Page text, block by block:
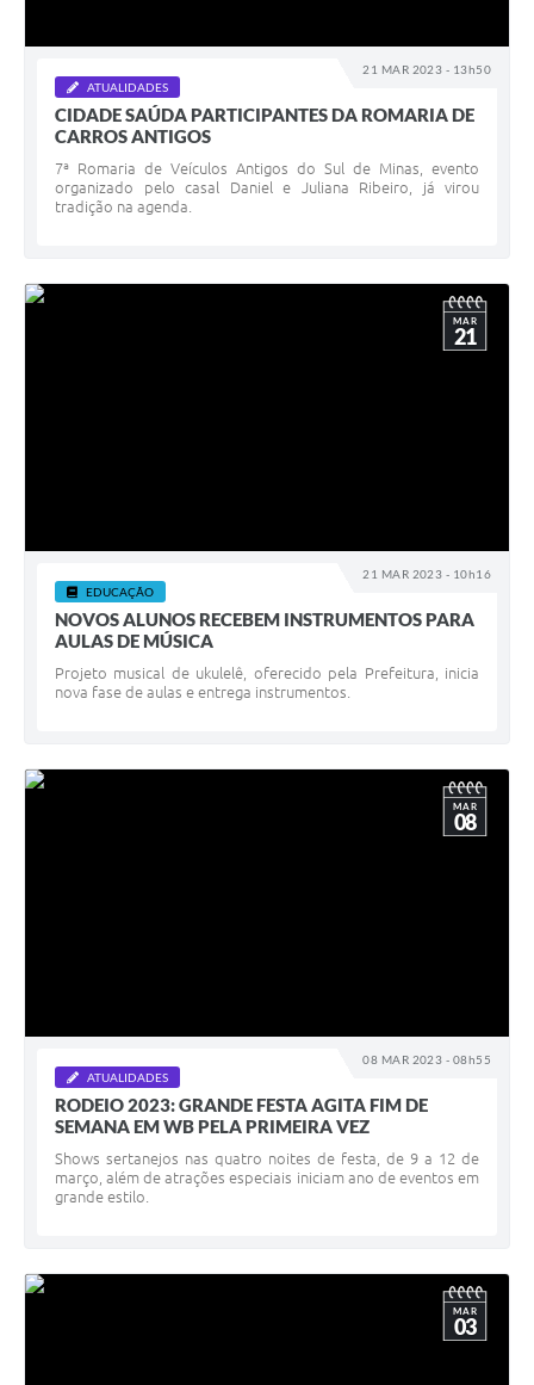
21 MAR 2023 - 13h50
ATUALIDADES
CIDADE SAÚDA PARTICIPANTES DA ROMARIA DE
CARROS ANTIGOS
7ª Romaria de Veículos Antigos do Sul de Minas, evento
organizado pelo casal Daniel e Juliana Ribeiro, já virou
tradição na agenda.
21 MAR 2023 - 10h16
MAR
21
EDUCAÇÃO
NOVOS ALUNOS RECEBEM INSTRUMENTOS PARA
AULAS DE MÚSICA
Projeto musical de ukulelê, oferecido pela Prefeitura, inicia
nova fase de aulas e entrega instrumentos.
08 MAR 2023 - 08h55
MAR
08
ATUALIDADES
RODEIO 2023: GRANDE FESTA AGITA FIM DE
SEMANA EM WB PELA PRIMEIRA VEZ
Shows sertanejos nas quatro noites de festa, de 9 a 12 de
março, além de atrações especiais iniciam ano de eventos em
grande estilo.
MAR
03